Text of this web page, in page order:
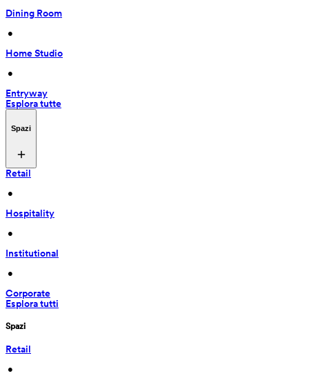
Dining Room
•
Home Studio
•
Entryway
Esplora tutte
Spazi
Retail
•
Hospitality
•
Institutional
•
Corporate
Esplora tutti
Spazi
Retail
•